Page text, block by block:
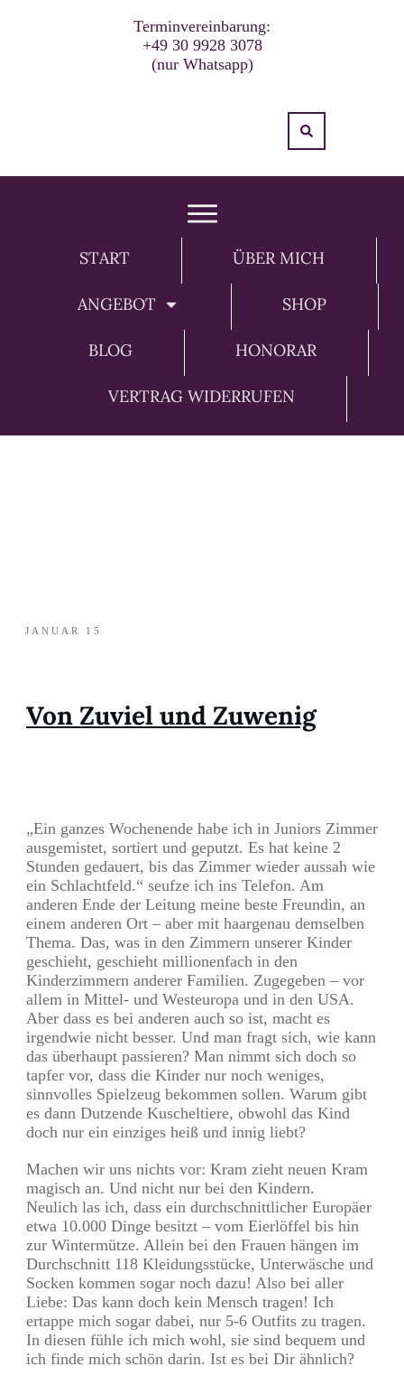
Terminvereinbarung:
+49 30 9928 3078
(nur Whatsapp)
START ÜBER MICH
ANGEBOT SHOP
BLOG HONORAR
VERTRAG WIDERRUFEN
JANUAR 15
Von Zuviel und Zuwenig
„Ein ganzes Wochenende habe ich in Juniors Zimmer
ausgemistet, sortiert und geputzt. Es hat keine 2
Stunden gedauert, bis das Zimmer wieder aussah wie
ein Schlachtfeld.“ seufze ich ins Telefon. Am
anderen Ende der Leitung meine beste Freundin, an
einem anderen Ort – aber mit haargenau demselben
Thema. Das, was in den Zimmern unserer Kinder
geschieht, geschieht millionenfach in den
Kinderzimmern anderer Familien. Zugegeben – vor
allem in Mittel- und Westeuropa und in den USA.
Aber dass es bei anderen auch so ist, macht es
irgendwie nicht besser. Und man fragt sich, wie kann
das überhaupt passieren? Man nimmt sich doch so
tapfer vor, dass die Kinder nur noch weniges,
sinnvolles Spielzeug bekommen sollen. Warum gibt
es dann Dutzende Kuscheltiere, obwohl das Kind
doch nur ein einziges heiß und innig liebt?
Machen wir uns nichts vor: Kram zieht neuen Kram
magisch an. Und nicht nur bei den Kindern.
Neulich las ich, dass ein durchschnittlicher Europäer
etwa 10.000 Dinge besitzt – vom Eierlöffel bis hin
zur Wintermütze. Allein bei den Frauen hängen im
Durchschnitt 118 Kleidungsstücke, Unterwäsche und
Socken kommen sogar noch dazu! Also bei aller
Liebe: Das kann doch kein Mensch tragen! Ich
ertappe mich sogar dabei, nur 5-6 Outfits zu tragen.
In diesen fühle ich mich wohl, sie sind bequem und
ich finde mich schön darin. Ist es bei Dir ähnlich?